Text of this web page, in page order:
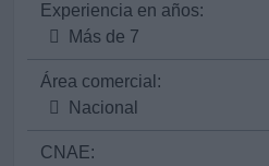
Experiencia en años:
Más de 7
Área comercial:
Nacional
CNAE: